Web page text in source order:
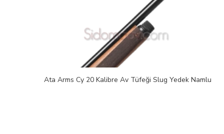
Ata Arms Cy 20 Kalibre Av Tüfeği Slug Yedek Namlu